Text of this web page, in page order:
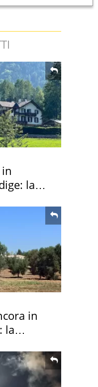
la
in
la